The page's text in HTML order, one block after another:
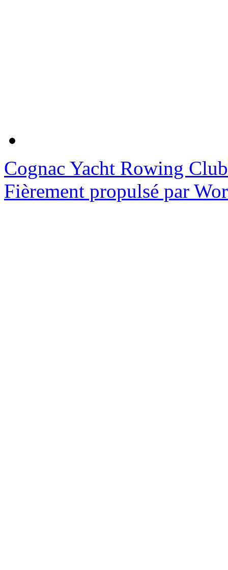
Cognac Yacht Rowing Club
Fièrement propulsé par